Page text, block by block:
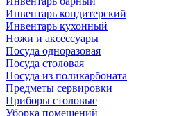
Инвентарь кондитерский
Инвентарь кухонный
Ножи и аксессуары
Посуда одноразовая
Посуда столовая
Посуда из поликарбоната
Предметы сервировки
Приборы столовые
Уборка помещений